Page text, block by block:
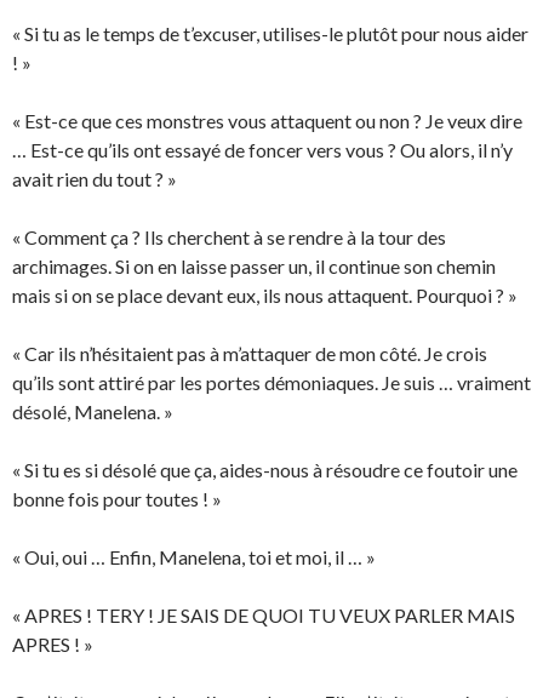
« Si tu as le temps de t’excuser, utilises-le plutôt pour nous aider
! »
« Est-ce que ces monstres vous attaquent ou non ? Je veux dire
… Est-ce qu’ils ont essayé de foncer vers vous ? Ou alors, il n’y
avait rien du tout ? »
« Comment ça ? Ils cherchent à se rendre à la tour des
archimages. Si on en laisse passer un, il continue son chemin
mais si on se place devant eux, ils nous attaquent. Pourquoi ? »
« Car ils n’hésitaient pas à m’attaquer de mon côté. Je crois
qu’ils sont attiré par les portes démoniaques. Je suis … vraiment
désolé, Manelena. »
« Si tu es si désolé que ça, aides-nous à résoudre ce foutoir une
bonne fois pour toutes ! »
« Oui, oui … Enfin, Manelena, toi et moi, il … »
« APRES ! TERY ! JE SAIS DE QUOI TU VEUX PARLER MAIS
APRES ! »